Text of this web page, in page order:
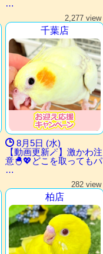
…
2,277 view
千葉店
8月5日 (水)
【動画更新🪄】激かわ注
意🐣💖どこを取ってもパ
…
282 view
柏店